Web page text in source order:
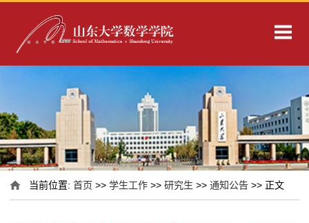
当前位置:首页 >>学生工作 >>研究生 >>通知公告 >> 正文